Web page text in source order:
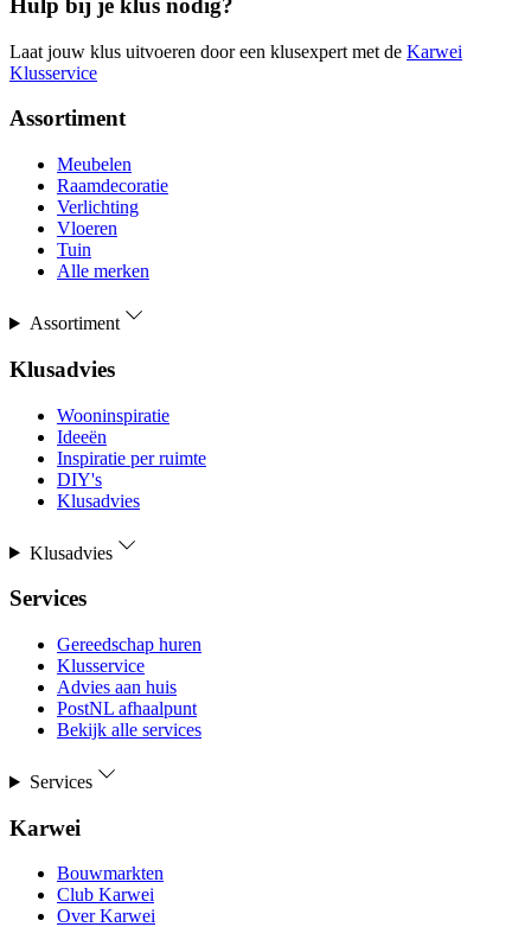
Hulp bij je klus nodig?
Laat jouw klus uitvoeren door een klusexpert met de Karwei
Klusservice
Assortiment
Meubelen
Raamdecoratie
Verlichting
Vloeren
Tuin
Alle merken
Assortiment
Klusadvies
Wooninspiratie
Ideeën
Inspiratie per ruimte
DIY's
Klusadvies
Klusadvies
Services
Gereedschap huren
Klusservice
Advies aan huis
PostNL afhaalpunt
Bekijk alle services
Services
Karwei
Bouwmarkten
Club Karwei
Over Karwei